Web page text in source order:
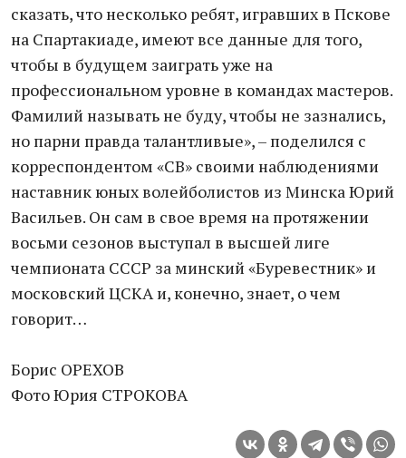
сказать, что несколько ребят, игравших в Пскове
на Спартакиаде, имеют все данные для того,
чтобы в будущем заиграть уже на
профессиональном уровне в командах мастеров.
Фамилий называть не буду, чтобы не зазнались,
но парни правда талантливые», – поделился с
корреспондентом «СВ» своими наблюдениями
наставник юных волейболистов из Минска Юрий
Васильев. Он сам в свое время на протяжении
восьми сезонов выступал в высшей лиге
чемпионата СССР за минский «Буревестник» и
московский ЦСКА и, конечно, знает, о чем
говорит…
Борис ОРЕХОВ
Фото Юрия СТРОКОВА